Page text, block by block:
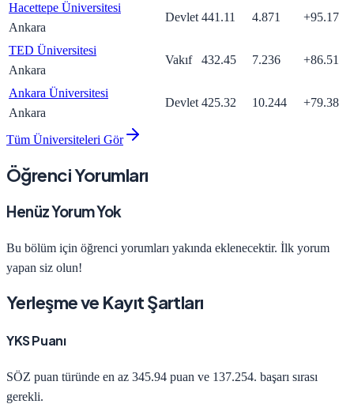
Hacettepe Üniversitesi
Ankara
Devlet 441.11 4.871 +95.17
TED Üniversitesi
Ankara
Vakıf 432.45 7.236 +86.51
Ankara Üniversitesi
Ankara
Devlet 425.32 10.244 +79.38
Tüm Üniversiteleri Gör
Öğrenci Yorumları
Henüz Yorum Yok
Bu bölüm için öğrenci yorumları yakında eklenecektir. İlk yorum
yapan siz olun!
Yerleşme ve Kayıt Şartları
YKS Puanı
SÖZ puan türünde en az 345.94 puan ve 137.254. başarı sırası
gerekli.